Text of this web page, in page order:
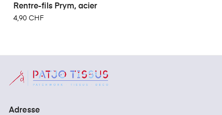
Rentre-fils Prym, acier
4,90 CHF
Adresse